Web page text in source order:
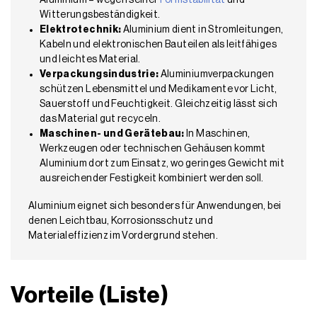
Witterungsbeständigkeit.
Elektrotechnik: Aluminium dient in Stromleitungen,
Kabeln und elektronischen Bauteilen als leitfähiges
und leichtes Material.
Verpackungsindustrie: Aluminiumverpackungen
schützen Lebensmittel und Medikamente vor Licht,
Sauerstoff und Feuchtigkeit. Gleichzeitig lässt sich
das Material gut recyceln.
Maschinen- und Gerätebau: In Maschinen,
Werkzeugen oder technischen Gehäusen kommt
Aluminium dort zum Einsatz, wo geringes Gewicht mit
ausreichender Festigkeit kombiniert werden soll.
Aluminium eignet sich besonders für Anwendungen, bei
denen Leichtbau, Korrosionsschutz und
Materialeffizienz im Vordergrund stehen.
Vorteile (Liste)